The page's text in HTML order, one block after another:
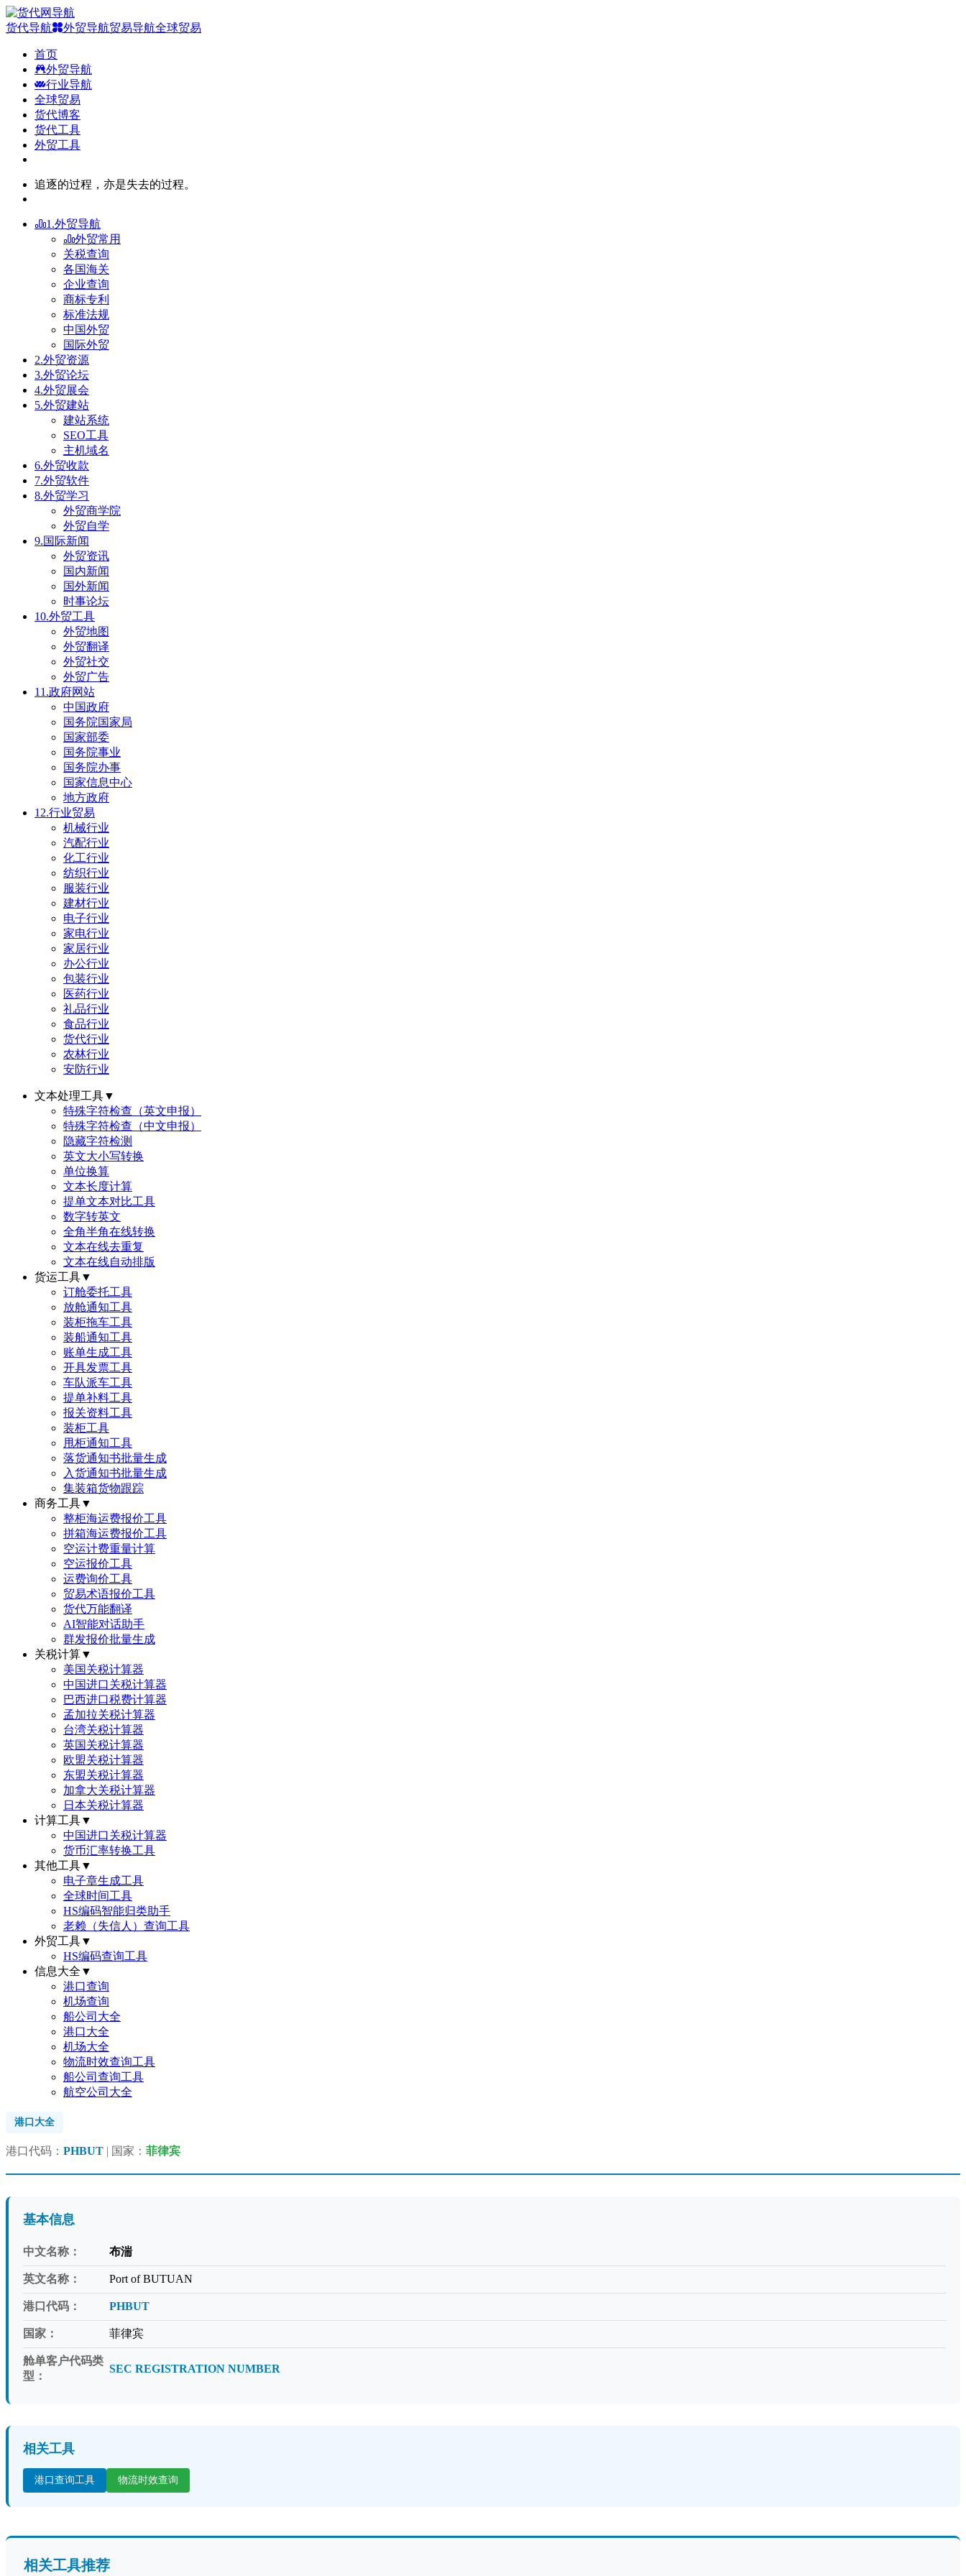
货代导航 外贸导航贸易导航全球贸易
首页
外贸导航
行业导航
全球贸易
货代博客
货代工具
外贸工具
追逐的过程，亦是失去的过程。
1.外贸导航
外贸常用
关税查询
各国海关
企业查询
商标专利
标准法规
中国外贸
国际外贸
2.外贸资源
3.外贸论坛
4.外贸展会
5.外贸建站
建站系统
SEO工具
主机域名
6.外贸收款
7.外贸软件
8.外贸学习
外贸商学院
外贸自学
9.国际新闻
外贸资讯
国内新闻
国外新闻
时事论坛
10.外贸工具
外贸地图
外贸翻译
外贸社交
外贸广告
11.政府网站
中国政府
国务院国家局
国家部委
国务院事业
国务院办事
国家信息中心
地方政府
12.行业贸易
机械行业
汽配行业
化工行业
纺织行业
服装行业
建材行业
电子行业
家电行业
家居行业
办公行业
包装行业
医药行业
礼品行业
食品行业
货代行业
农林行业
安防行业
文本处理工具▼
特殊字符检查（英文申报）
特殊字符检查（中文申报）
隐藏字符检测
英文大小写转换
单位换算
文本长度计算
提单文本对比工具
数字转英文
全角半角在线转换
文本在线去重复
文本在线自动排版
货运工具▼
订舱委托工具
放舱通知工具
装柜拖车工具
装船通知工具
账单生成工具
开具发票工具
车队派车工具
提单补料工具
报关资料工具
装柜工具
甩柜通知工具
落货通知书批量生成
入货通知书批量生成
集装箱货物跟踪
商务工具▼
整柜海运费报价工具
拼箱海运费报价工具
空运计费重量计算
空运报价工具
运费询价工具
贸易术语报价工具
货代万能翻译
AI智能对话助手
群发报价批量生成
关税计算▼
美国关税计算器
中国进口关税计算器
巴西进口税费计算器
孟加拉关税计算器
台湾关税计算器
英国关税计算器
欧盟关税计算器
东盟关税计算器
加拿大关税计算器
日本关税计算器
计算工具▼
中国进口关税计算器
货币汇率转换工具
其他工具▼
电子章生成工具
全球时间工具
HS编码智能归类助手
老赖（失信人）查询工具
外贸工具▼
HS编码查询工具
信息大全 ▼
港口查询
机场查询
船公司大全
港口大全
机场大全
物流时效查询工具
船公司查询工具
航空公司大全
港口大全
港口代码： PHBUT | 国家： 菲律宾
基本信息
中文名称： 布湍
英文名称： Port of BUTUAN
港口代码： PHBUT
国家： 菲律宾
舱单客户代码类
型：
SEC REGISTRATION NUMBER
相关工具
港口查询工具 物流时效查询
相关工具推荐